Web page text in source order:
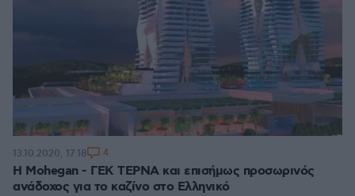
Η Mohegan - ΓΕΚ ΤΕΡΝΑ και επισήμως προσωρινός
ανάδοχος για το καζίνο στο Ελληνικό
13.10.2020, 17:18 4